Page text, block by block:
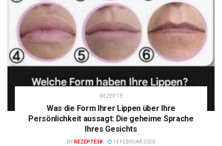
REZEPTE
Was die Form Ihrer Lippen über Ihre
Persönlichkeit aussagt: Die geheime Sprache
Ihres Gesichts
BY REZEPTE38 14 FEBRUAR 2026